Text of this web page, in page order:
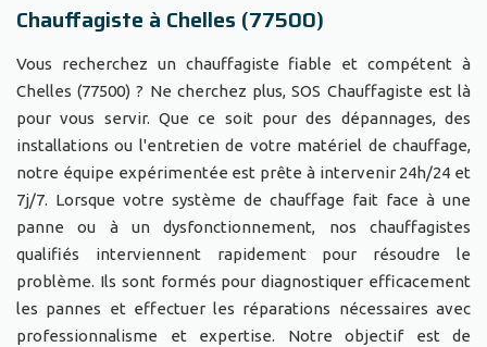
Chauffagiste à Chelles (77500)
Vous recherchez un chauffagiste fiable et compétent à
Chelles (77500) ? Ne cherchez plus, SOS Chauffagiste est là
pour vous servir. Que ce soit pour des dépannages, des
installations ou l'entretien de votre matériel de chauffage,
notre équipe expérimentée est prête à intervenir 24h/24 et
7j/7. Lorsque votre système de chauffage fait face à une
panne ou à un dysfonctionnement, nos chauffagistes
qualifiés interviennent rapidement pour résoudre le
problème. Ils sont formés pour diagnostiquer efficacement
les pannes et effectuer les réparations nécessaires avec
professionnalisme et expertise. Notre objectif est de